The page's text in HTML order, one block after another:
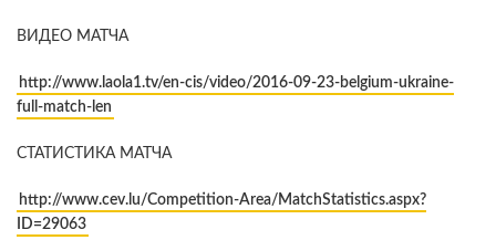
ВИДЕО МАТЧА
http://www.laola1.tv/en-cis/video/2016-09-23-belgium-ukraine-
full-match-len
СТАТИСТИКА МАТЧА
http://www.cev.lu/Competition-Area/MatchStatistics.aspx?
ID=29063